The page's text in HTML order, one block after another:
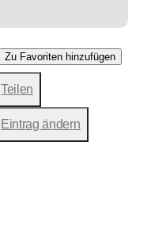
Zu Favoriten hinzufügen
Teilen
Eintrag ändern